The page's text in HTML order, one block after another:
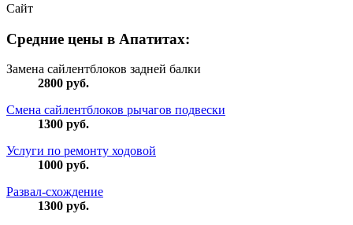
Сайт
Средние цены в Апатитах:
Замена сайлентблоков задней балки
2800 руб.
Смена сайлентблоков рычагов подвески
1300 руб.
Услуги по ремонту ходовой
1000 руб.
Развал-схождение
1300 руб.